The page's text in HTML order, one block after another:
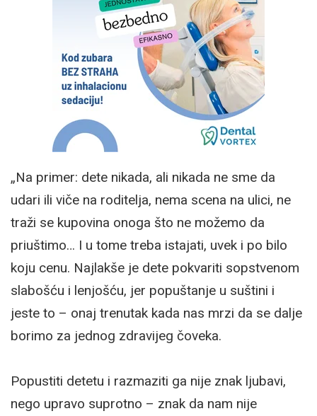
„Na primer: dete nikada, ali nikada ne sme da
udari ili viče na roditelja, nema scena na ulici, ne
traži se kupovina onoga što ne možemo da
priuštimo… I u tome treba istajati, uvek i po bilo
koju cenu. Najlakše je dete pokvariti sopstvenom
slabošću i lenjošću, jer popuštanje u suštini i
jeste to – onaj trenutak kada nas mrzi da se dalje
borimo za jednog zdravijeg čoveka.
Popustiti detetu i razmaziti ga nije znak ljubavi,
nego upravo suprotno – znak da nam nije